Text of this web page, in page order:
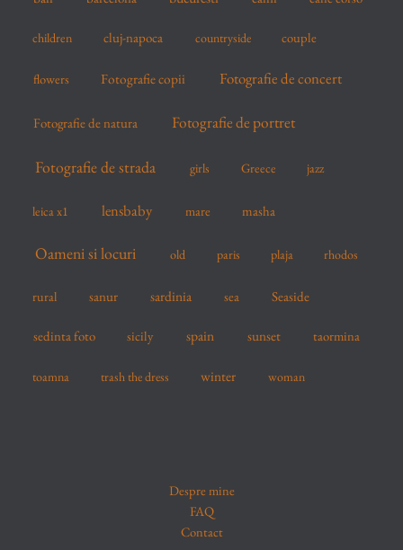
children cluj-napoca countryside couple
flowers Fotografie copii Fotografie de concert
Fotografie de natura Fotografie de portret
Fotografie de strada girls Greece jazz
leica x1 lensbaby mare masha
Oameni si locuri old paris plaja rhodos
rural sanur sardinia sea Seaside
sedinta foto sicily spain sunset taormina
toamna trash the dress winter woman
Despre mine
FAQ
Contact